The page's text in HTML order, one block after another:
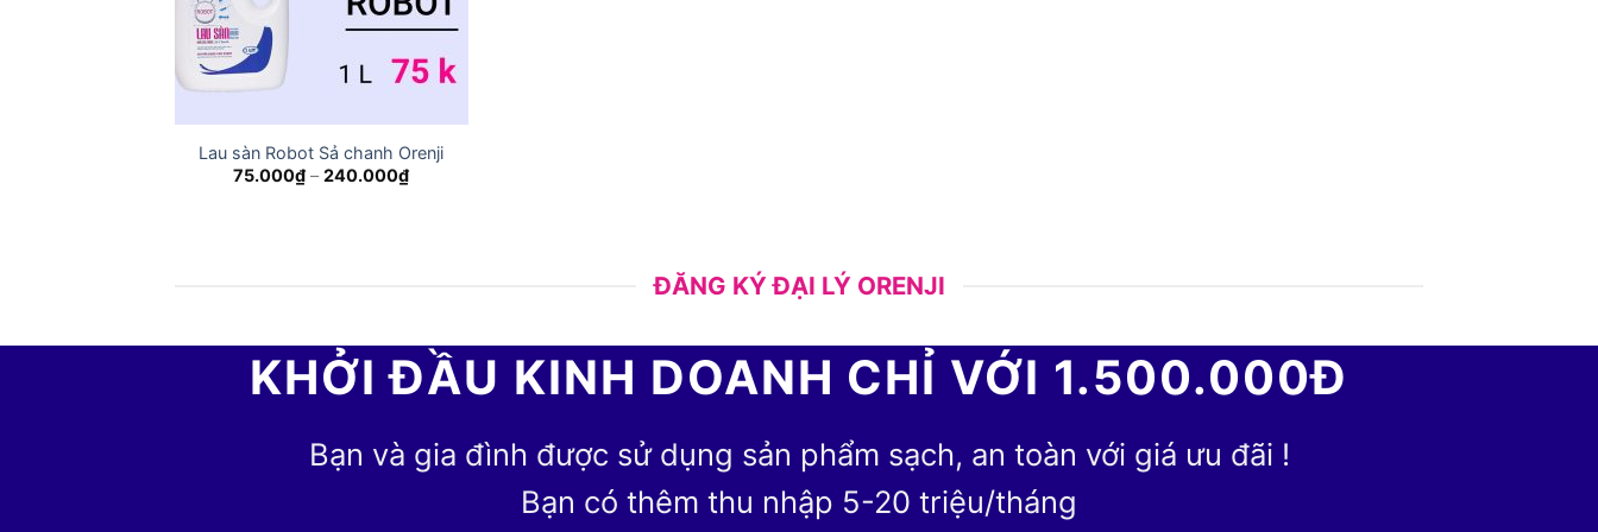
Lau sàn Robot Sả chanh Orenji
75.000₫ – 240.000₫Price
ĐĂNG KÝ ĐẠI LÝ ORENJI
KHỞI ĐẦU KINH DOANH CHỈ VỚI 1.500.000Đ
Bạn và gia đình được sử dụng sản phẩm sạch, an toàn với giá ưu đãi !
Bạn có thêm thu nhập 5-20 triệu/tháng